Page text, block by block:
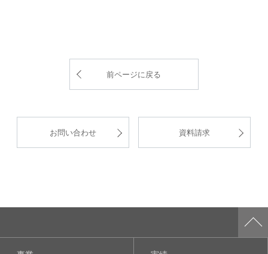
前ページに戻る
お問い合わせ 資料請求